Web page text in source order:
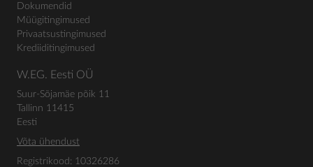
Dokumendid
Müügitingimused
Privaatsustingimused
Krediiditingimused
W.EG. Eesti OÜ
Suur-Sõjamäe põik 11
Tallinn 11415
Eesti
Võta ühendust
Registrikood: 10326286